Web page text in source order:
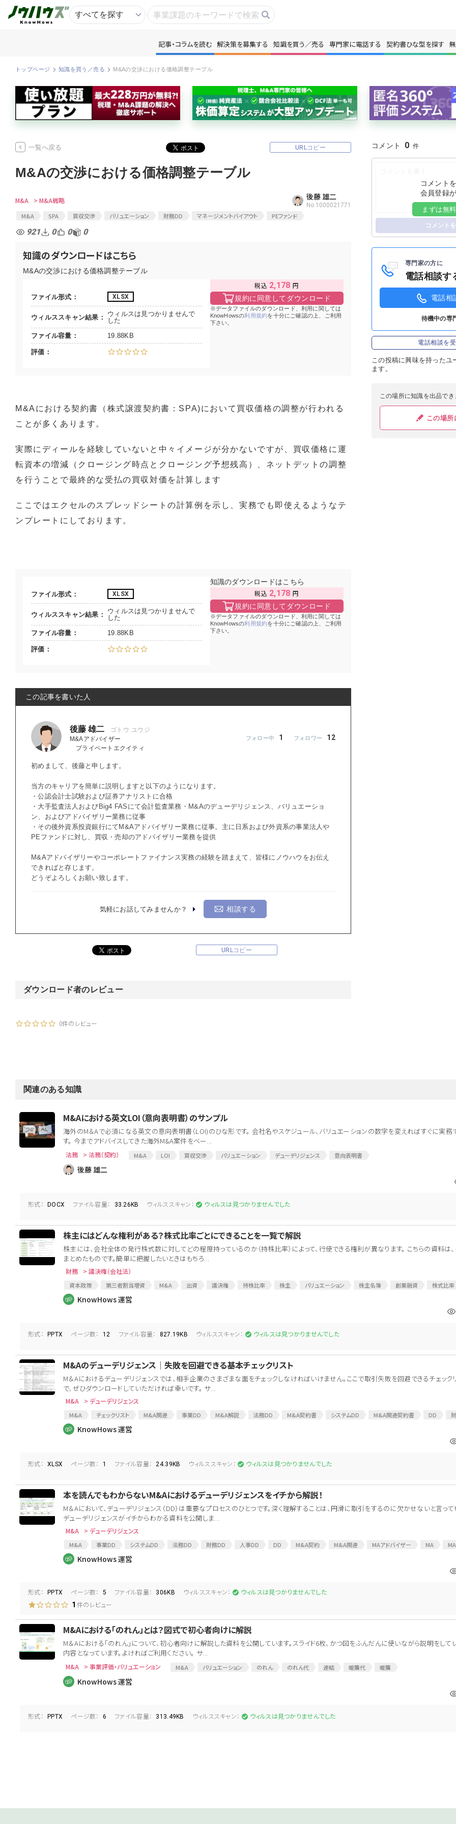
知識を買う／売る 契約書ひな型を探
専門家に電話する 無料で株価を算定
資本政策を無料でお試し 無料でアンケート
匿名360°評価 ちょこっと相談と
記事・コラムを読む 解決策を募集する 知識を買う／売る 専門家に電話する 契約書ひな型を探す
トップページ 知識を買う／売る M&Aの交渉における価格調整テーブル
一覧へ戻る URLコピー
M&Aの交渉における価格調整テーブル
M&A > M&A戦略 後藤 雄二
No.1000021771
M&A SPA 買収交渉 バリュエーション 財務DD マネージメントバイアウト PEファンド
921 0 0 0
知識のダウンロードはこちら
M&Aの交渉における価格調整テーブル
ファイル形式 XLSX
ウィルススキャン結果
ウィルスは見つかりませんで
した
ファイル容量
19.88KB
評価
2,178
規約に同意してダウンロード
データファイルのダウンロード、利用に関しては
KnowHowsの利用規約を十分にご確認の上、ご利用
下さい。
M&Aにおける契約書（株式譲渡契約書：SPA)において買収価格の調整が行われる
ことが多くあります。
実際にディールを経験していないと中々イメージが分かないですが、買収価格に運
転資本の増減（クロージング時点とクロージング予想残高）、ネットデットの調整
を行うことで最終的な受払の買収対価を計算します
ここではエクセルのスプレッドシートの計算例を示し、実務でも即使えるようなテ
ンプレートにしております。
ファイル形式 XLSX
ウィルススキャン結果
ウィルスは見つかりませんで
した
ファイル容量
19.88KB
評価
知識のダウンロードはこちら
2,178
規約に同意してダウンロード
データファイルのダウンロード、利用に関しては
KnowHowsの利用規約を十分にご確認の上、ご利用
下さい。
この記事を書いた人
後藤 雄二
M&Aアドバイザー
プライベートエクイティ
1 12
初めまして、後藤と申します。
当方のキャリアを簡単に説明しますと以下のようになります。
・公認会計士試験および証券アナリストに合格
・大手監査法人およびBig4 FASにて会計監査業務・M&Aのデューデリジェンス、バリュエーショ
ン、およびアドバイザリー業務に従事
・その後外資系投資銀行にてM&Aアドバイザリー業務に従事。主に日系および外資系の事業法人や
PEファンドに対し、買収・売却のアドバイザリー業務を提供
M&Aアドバイザリーやコーポレートファイナンス実務の経験を踏まえて、皆様にノウハウをお伝え
できればと存じます。
どうぞよろしくお願い致します。
気軽にお話してみませんか？ 相談する
URLコピー
ダウンロード者のレビュー
0件のレビュー
コメント 0
コメント
会員登録
まずは無
コメント
専門家の方に
電話相談す
電話相
待機中の専
電話相談を
この投稿に興味を持ったユ
ます。
この場所に知識を出品でき
この場所
関連のある知識
M&Aにおける英文LOI（意向表明書）のサンプル
海外のM＆Aで必須になる英文の意向表明書（LOI)のひな形です。 会社名やスケジュール、バリュエーションの数字を変えればすぐに実務
す。 今までアドバイスしてきた海外M&A案件をベー...
法務 > 法務（契約） M&A LOI 買収交渉 バリュエーション デューデリジェンス 意向表明書
後藤 雄二
形式： DOCX ファイル容量： 33.26KB ウィルススキャン： ウィルスは見つかりませんでした
株主にはどんな権利がある？株式比率ごとにできることを一覧で解説
株主には、会社全体の発行株式数に対してどの程度持っているのか（持株比率）によって、行使できる権利が異なります。 こちらの資料は
まとめたものです。簡単に把握したいときはもちろ...
財務 > 議決権（会社法）
資本政策 第三者割当増資 M&A 出資 議決権 持株比率 株主 バリュエーション 株主名簿 創業融資 株式比率
合弁
合弁会社
KnowHows 運営
形式： PPTX ページ数： 12 ファイル容量： 827.19KB ウィルススキャン： ウィルスは見つかりませんでした
M&Aのデューデリジェンス│失敗を回避できる基本チェックリスト
M＆Aにおけるデューデリジェンスでは、相手企業のさまざまな面をチェックしなければいけません。ここで取引失敗を回避できるチェック
で、ぜひダウンロードしていただければ幸いです。 サ...
M&A > デューデリジェンス
M&A チェックリスト M&A関連 事業DD M&A解説 法務DD M&A契約書 システムDD M&A関連契約書 DD
デューディリジェンス
KnowHows 運営
形式： XLSX ページ数： 1 ファイル容量： 24.39KB ウィルススキャン： ウィルスは見つかりませんでした
本を読んでもわからないM&Aにおけるデューデリジェンスをイチから解説！
M＆Aにおいて、デューデリジェンス（DD）は重要なプロセスのひとつです。深く理解することは、円滑に取引をするのに欠かせないと言っても
デューデリジェンスがイチからわかる資料を公開しま...
M&A > デューデリジェンス
M&A 事業DD システムDD 法務DD 財務DD 人事DD DD M&A契約 M&A関連 MAアドバイザー MA
デューディリジェンス
KnowHows 運営
形式： PPTX ページ数： 5 ファイル容量： 306KB ウィルススキャン： ウィルスは見つかりませんでした
1 件のレビュー
M&Aにおける「のれん」とは？図式で初心者向けに解説
M＆Aにおける「のれん」について、初心者向けに解説した資料を公開しています。スライド6枚、かつ図をふんだんに使いながら説明をして
内容となっています。よければご利用ください。 サ...
M&A > 事業評価・バリュエーション M&A バリュエーション のれん のれん代 連結 暖簾代 暖簾
KnowHows 運営
形式： PPTX ページ数： 6 ファイル容量： 313.49KB ウィルススキャン： ウィルスは見つかりませんでした